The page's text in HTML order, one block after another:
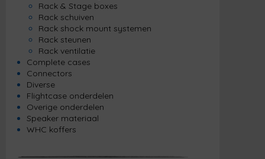
Rack & Stage boxes
Rack schuiven
Rack shock mount systemen
Rack steunen
Rack ventilatie
Complete cases
Connectors
Diverse
Flightcase onderdelen
Overige onderdelen
Speaker materiaal
WHC koffers